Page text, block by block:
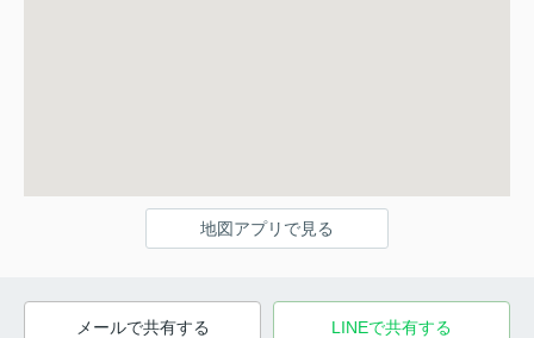
地図アプリで見る
メールで共有する LINEで共有する